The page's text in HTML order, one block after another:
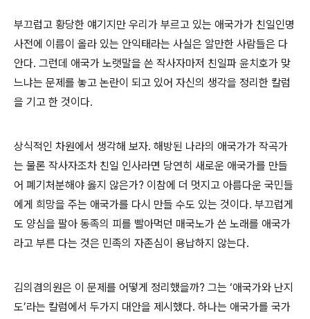
부끄럽고 황당한 얘기지만 우리가 부르고 있는 애국가가 친일인명
사전에 이름이 올라 있는 안익태라는 사실은 알만한 사람들은 다
안다. 그런데 애국가 노랫말을 쓴 작사자마저 친일파 윤치호가 맞
느냐는 문제를 놓고 논란이 되고 있어 자신의 생각을 정리한 칼럼
을 기고 한 것이다.
상식적인 차원에서 생각해 보자. 해방된 나라의 애국가가 작곡가
는 물론 작사자조차 친일 인사라면 당연히 새로운 애국가를 만들
어 폐기처분해야 옳지 않은가? 이참에 더 멋지고 아름다운 국민들
에게 희망을 주는 애국가를 다시 만들 수도 있는 것이다. 부끄럽게
도 양심을 팔아 동족의 피를 빨아먹던 매국노가 쓴 노래를 애국가
라고 부른 다는 것은 민족의 자존심이 용납하지 않는다.
김의겸의원은 이 문제를 어떻게 정리했을까? 그는 ‘애국가와 난지
도’라는 칼럼에서 두가지 대안을 제시했다. 하나는 애국가를 국가